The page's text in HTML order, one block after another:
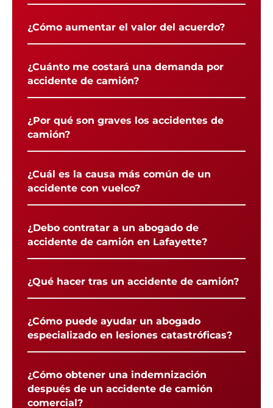
¿Cómo aumentar el valor del acuerdo?
¿Cuánto me costará una demanda por
accidente de camión?
¿Por qué son graves los accidentes de
camión?
¿Cuál es la causa más común de un
accidente con vuelco?
¿Debo contratar a un abogado de
accidente de camión en Lafayette?
¿Qué hacer tras un accidente de camión?
¿Cómo puede ayudar un abogado
especializado en lesiones catastróficas?
¿Cómo obtener una indemnización
después de un accidente de camión
comercial?